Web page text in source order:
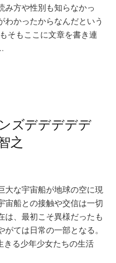
み方や性別も知らなかっ
わかったからなんだという
そもここに文章を書き連
ズデデデデデ
之
大な宇宙船が地球の空に現
宙船との接触や交信は一切
は、最初こそ異様だったも
ては日常の一部となる。
きる少年少女たちの生活